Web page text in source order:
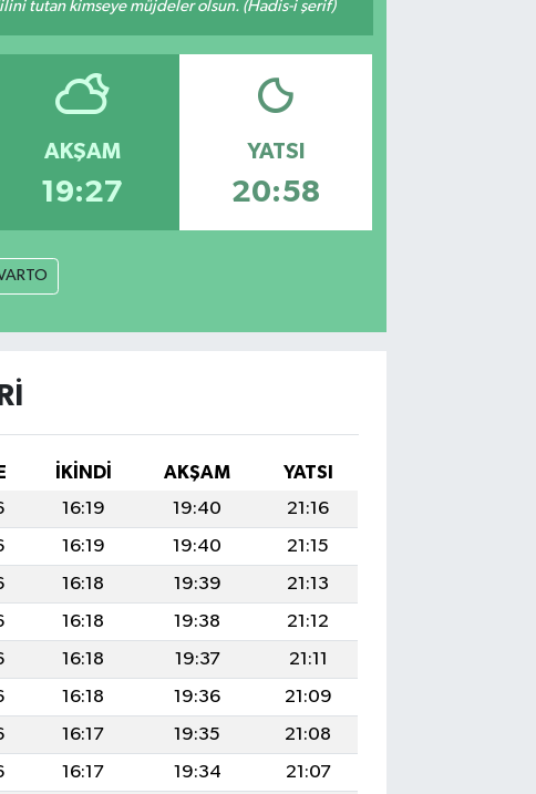
tutan kimseye müjdeler olsun. (Hadis-i şerif)
AKŞAM
19:27
YATSI
20:58
İKINDI AKŞAM
YATSI
16:19 19:40
21:16
16:19 19:40
21:15
16:18 19:39
21:13
16:18 19:38
21:12
16:18 19:37
21:11
16:18 19:36
21:09
16:17 19:35
21:08
16:17 19:34
21:07